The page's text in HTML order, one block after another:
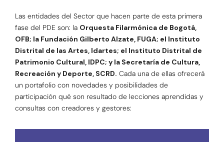
Las entidades del Sector que hacen parte de esta primera
fase del PDE son: la Orquesta Filarmónica de Bogotá,
OFB; la Fundación Gilberto Alzate, FUGA; el Instituto
Distrital de las Artes, Idartes; el Instituto Distrital de
Patrimonio Cultural, IDPC; y la Secretaría de Cultura,
Recreación y Deporte, SCRD. Cada una de ellas ofrecerá
un portafolio con novedades y posibilidades de
participación qué son resultado de lecciones aprendidas y
consultas con creadores y gestores: